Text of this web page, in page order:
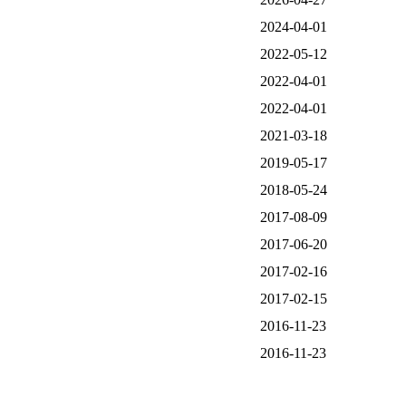
2024-04-01
2022-05-12
2022-04-01
2022-04-01
2021-03-18
2019-05-17
2018-05-24
2017-08-09
2017-06-20
2017-02-16
2017-02-15
2016-11-23
2016-11-23